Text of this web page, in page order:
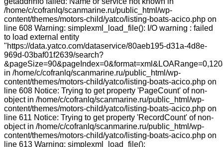
/home/c/cofranlq/scanmarine.ru/public_html/wp-
content/themes/motors-child/yatco/listing-boats-acico.php on
line 608 Warning: simplexml_load_file(): I/O warning : failed
to load external entity
"https://data.yatco.com/dataservice/80aeb195-d31a-4d8e-
969d-03baf01f2639/search?
in /home/c/cofranlq/scanmarine.ru/public_html/wp-
content/themes/motors-child/yatco/listing-boats-acico.php on
line 608 Notice: Trying to get property 'PageCount' of non-
object in /home/c/cofranlq/scanmarine.ru/public_html/wp-
content/themes/motors-child/yatco/listing-boats-acico.php on
line 611 Notice: Trying to get property 'RecordCount' of non-
object in /home/c/cofranlq/scanmarine.ru/public_html/wp-
content/themes/motors-child/yatco/listing-boats-acico.php on
line 613 Warning: simplexml_load_file():